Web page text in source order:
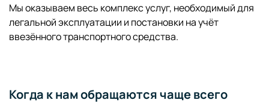
Мы оказываем весь комплекс услуг, необходимый для
легальной эксплуатации и постановки на учёт
ввезённого транспортного средства.
Когда к нам обращаются чаще всего